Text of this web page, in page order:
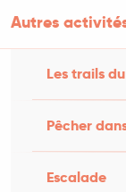
Autres
Les trails
Pêcher
Escalade
Et si on